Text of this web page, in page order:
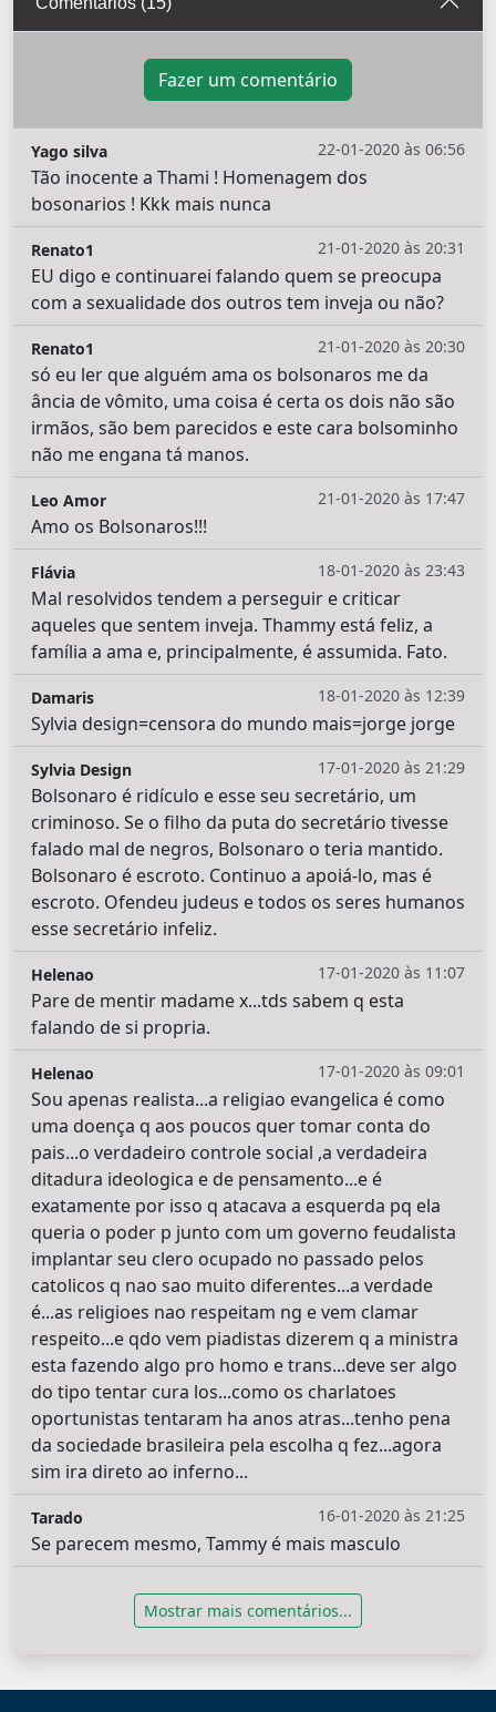
Fazer um comentário
22-01-2020 às 06:56
Yago silva
Tão inocente a Thami ! Homenagem dos
bosonarios ! Kkk mais nunca
21-01-2020 às 20:31
Renato1
EU digo e continuarei falando quem se preocupa
com a sexualidade dos outros tem inveja ou não?
21-01-2020 às 20:30
Renato1
só eu ler que alguém ama os bolsonaros me da
ância de vômito, uma coisa é certa os dois não são
irmãos, são bem parecidos e este cara bolsominho
não me engana tá manos.
21-01-2020 às 17:47
Leo Amor
Amo os Bolsonaros!!!
18-01-2020 às 23:43
Flávia
Mal resolvidos tendem a perseguir e criticar
aqueles que sentem inveja. Thammy está feliz, a
família a ama e, principalmente, é assumida. Fato.
18-01-2020 às 12:39
Damaris
Sylvia design=censora do mundo mais=jorge jorge
17-01-2020 às 21:29
Sylvia Design
Bolsonaro é ridículo e esse seu secretário, um
criminoso. Se o filho da puta do secretário tivesse
falado mal de negros, Bolsonaro o teria mantido.
Bolsonaro é escroto. Continuo a apoiá-lo, mas é
escroto. Ofendeu judeus e todos os seres humanos
esse secretário infeliz.
17-01-2020 às 11:07
Helenao
Pare de mentir madame x...tds sabem q esta
falando de si propria.
17-01-2020 às 09:01
Helenao
Sou apenas realista...a religiao evangelica é como
uma doença q aos poucos quer tomar conta do
pais...o verdadeiro controle social ,a verdadeira
ditadura ideologica e de pensamento...e é
exatamente por isso q atacava a esquerda pq ela
queria o poder p junto com um governo feudalista
implantar seu clero ocupado no passado pelos
catolicos q nao sao muito diferentes...a verdade
é...as religioes nao respeitam ng e vem clamar
respeito...e qdo vem piadistas dizerem q a ministra
esta fazendo algo pro homo e trans...deve ser algo
do tipo tentar cura los...como os charlatoes
oportunistas tentaram ha anos atras...tenho pena
da sociedade brasileira pela escolha q fez...agora
sim ira direto ao inferno...
16-01-2020 às 21:25
Tarado
Se parecem mesmo, Tammy é mais masculo
Mostrar mais comentários...